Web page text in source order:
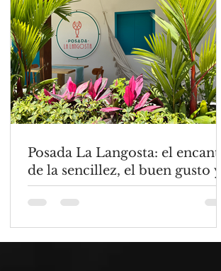
Posada La Langosta: el encanto
de la sencillez, el buen gusto y
el confort en Los Roques